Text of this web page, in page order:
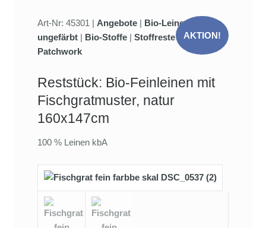
AKTION!
Art-Nr: 45301 | Angebote | Bio-Leinengewebe
ungefärbt | Bio-Stoffe |Stoffreste und
Patchwork
Reststück: Bio-Feinleinen mit
Fischgratmuster, natur
160x147cm
100 % Leinen kbA